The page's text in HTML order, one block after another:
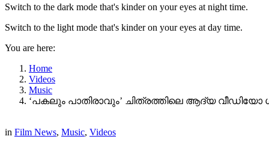
Switch to the dark mode that's kinder on your eyes at night time.
Switch to the light mode that's kinder on your eyes at day time.
You are here:
Home
Videos
Music
‘പകലും പാതിരാവും’ ചിത്രത്തിലെ ആദ്യ
in Film News, Music, Videos